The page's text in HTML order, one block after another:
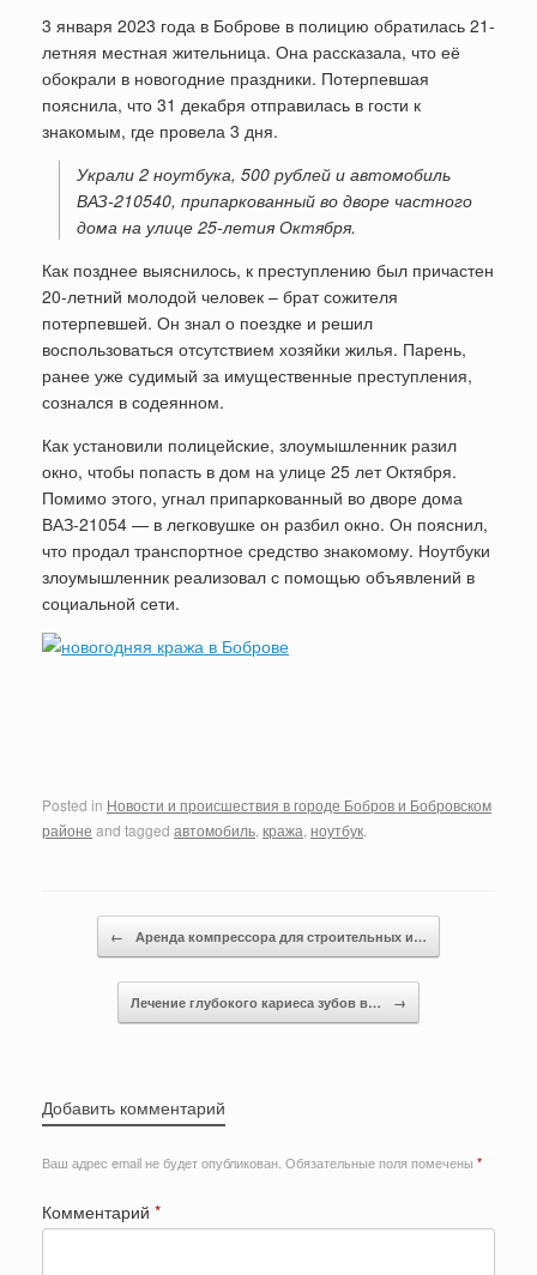
3 января 2023 года в Боброве в полицию обратилась 21-
летняя местная жительница. Она рассказала, что её
обокрали в новогодние праздники. Потерпевшая
пояснила, что 31 декабря отправилась в гости к
знакомым, где провела 3 дня.
Украли 2 ноутбука, 500 рублей и автомобиль
ВАЗ-210540, припаркованный во дворе частного
дома на улице 25-летия Октября.
Как позднее выяснилось, к преступлению был причастен
20-летний молодой человек – брат сожителя
потерпевшей. Он знал о поездке и решил
воспользоваться отсутствием хозяйки жилья. Парень,
ранее уже судимый за имущественные преступления,
сознался в содеянном.
Как установили полицейские, злоумышленник разил
окно, чтобы попасть в дом на улице 25 лет Октября.
Помимо этого, угнал припаркованный во дворе дома
ВАЗ-21054 — в легковушке он разбил окно. Он пояснил,
что продал транспортное средство знакомому. Ноутбуки
злоумышленник реализовал с помощью объявлений в
социальной сети.
Posted in Новости и происшествия в городе Бобров и Бобровском
районе and tagged автомобиль кража ноутбук
Post navigation
← Аренда компрессора для строительных и…
Лечение глубокого кариеса зубов в… →
Добавить комментарий
Ваш адрес email не будет опубликован. Обязательные поля помечены *
Комментарий *